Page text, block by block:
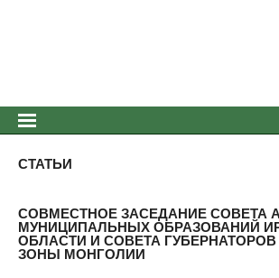
СТАТЬИ
СОВМЕСТНОЕ ЗАСЕДАНИЕ СОВЕТА
МУНИЦИПАЛЬНЫХ ОБРАЗОВАНИЙ
ОБЛАСТИ И СОВЕТА
ЗОНЫ МОНГОЛИИ